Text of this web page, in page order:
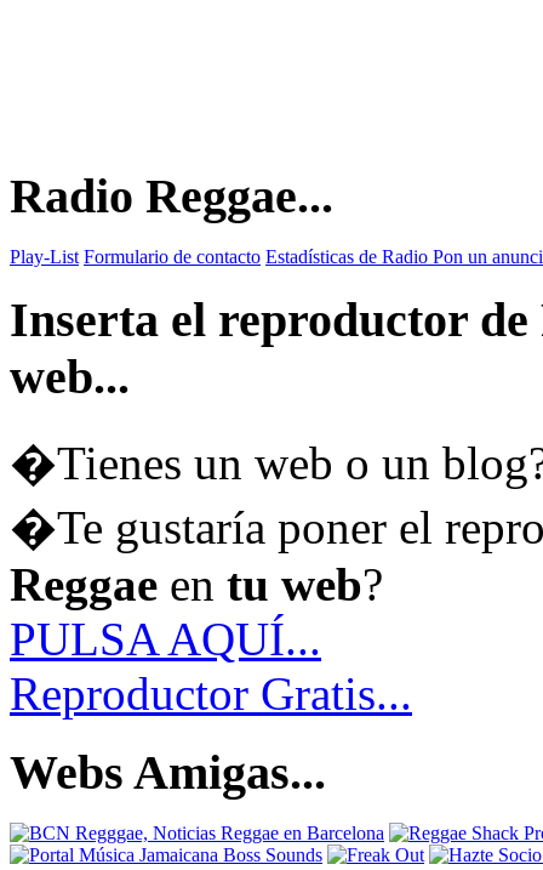
Radio Reggae...
Play-List Formulario de contacto Estadísticas de Radio Pon un
Inserta el reproductor de
web...
�Tienes un web o un
�Te gustaría poner el
Reggae en tu web?
PULSA AQUÍ...
Reproductor Gratis...
Webs Amigas...